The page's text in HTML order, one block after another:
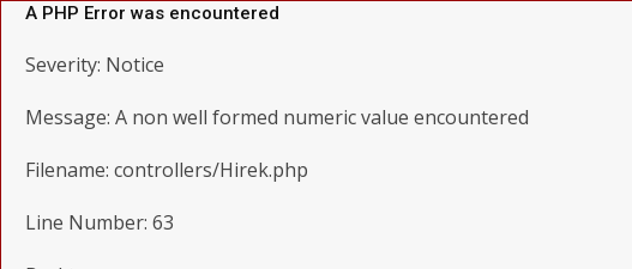
A PHP Error was encountered
Severity: Notice
Message: A non well formed numeric value encountered
Filename: controllers/Hirek.php
Line Number: 63